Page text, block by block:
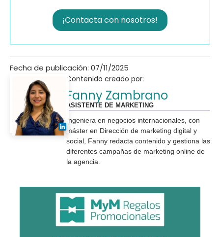
¡Contacta con nosotros!
Fecha de publicación: 07/11/2025
Contenido creado por:
Fanny Zambrano
ASISTENTE DE MARKETING
Ingeniera en negocios internacionales, con
máster en Dirección de marketing digital y
social, Fanny redacta contenido y gestiona las
diferentes campañas de marketing online de
la agencia.